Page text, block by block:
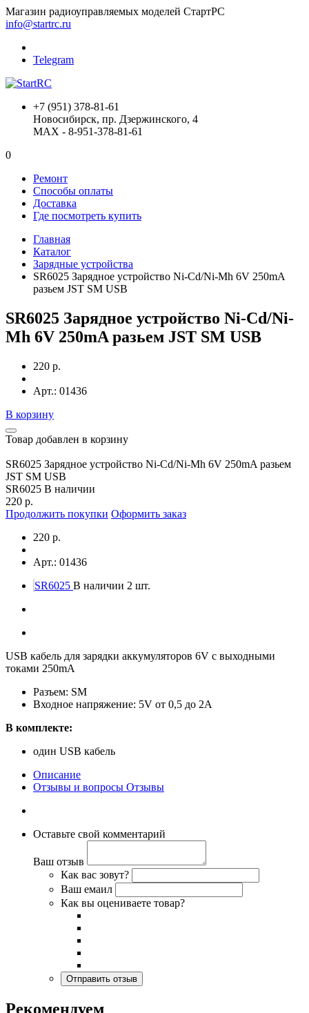
Магазин радиоуправляемых моделей СтартРС
info@startrc.ru
Telegram
+7 (951) 378-81-61
Новосибирск, пр. Дзержинского, 4
MAX - 8-951-378-81-61
0
Ремонт
Способы оплаты
Доставка
Где посмотреть купить
Главная
Каталог
Зарядные устройства
SR6025 Зарядное устройство Ni-Cd/Ni-Mh 6V 250mA
разьем JST SM USB
SR6025 Зарядное устройство Ni-Cd/Ni-
Mh 6V 250mA разьем JST SM USB
220 р.
Арт.: 01436
В корзину
Товар добавлен в корзину
SR6025 Зарядное устройство Ni-Cd/Ni-Mh 6V 250mA разьем
JST SM USB
SR6025 В наличии
220 р.
Продолжить покупки Оформить заказ
220 р.
Арт.: 01436
SR6025 В наличии 2 шт.
USB кабель для зарядки аккумуляторов 6V с выходными
токами 250mA
Разъем: SM
Входное напряжение: 5V от 0,5 до 2А
В комплекте:
один USB кабель
Описание
Отзывы и вопросы Отзывы
Оставьте свой комментарий
Ваш отзыв
Как вас зовут?
Ваш емаил
Как вы оцениваете товар?
Рекомендуем